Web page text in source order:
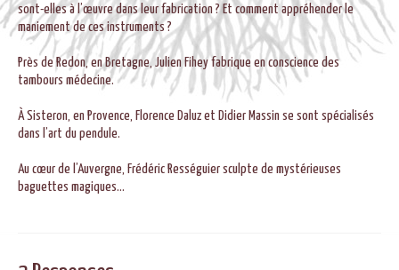
sont-elles à l’œuvre dans leur fabrication ? Et comment appréhender le
maniement de ces instruments ?
Près de Redon, en Bretagne, Julien Fihey fabrique en conscience des
tambours médecine.
À Sisteron, en Provence, Florence Daluz et Didier Massin se sont spécialisés
dans l’art du pendule.
Au cœur de l’Auvergne, Frédéric Rességuier sculpte de mystérieuses
baguettes magiques…